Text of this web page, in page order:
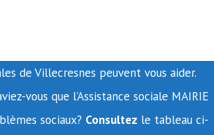
de Villecresnes peuvent vous aider.
vous que l’Assistance sociale MAIRIE
sociaux? Consultez le tableau ci-